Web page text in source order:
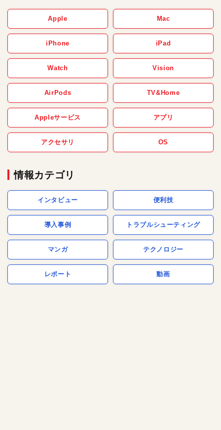
Apple Mac
iPhone iPad
Watch Vision
AirPods TV&Home
Appleサービス アプリ
アクセサリ OS
情報カテゴリ
インタビュー 便利技
導入事例 トラブルシューティング
マンガ テクノロジー
レポート 動画